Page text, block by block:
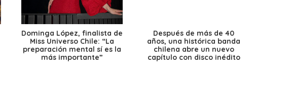
Dominga López, finalista de
Miss Universo Chile: “La
preparación mental sí es la
más importante”
Después de más de 40
años, una histórica banda
chilena abre un nuevo
capítulo con disco inédito